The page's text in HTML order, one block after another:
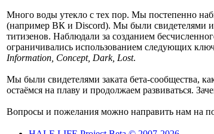
Много воды утекло с тех пор. Мы постепенно
(например ВК и Discord). Мы были свидетелями
титизенов. Наблюдали за созданием
ограничивались использованием следующих
Information, Concept, Dark, Lost.
Мы были свидетелями заката бета-сообщества,
остаёмся на плаву и продолжаем развиваться.
Вопросы и пожелания можно направить нам на